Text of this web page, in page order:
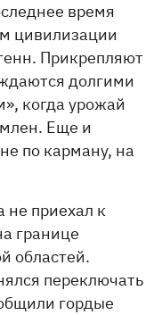
время
цивилизации
Прикрепляют
долгими
когда урожай
Еще и
по карману, на
не приехал к
границе
областей.
переключать
гордые